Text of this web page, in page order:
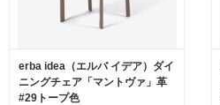
erba idea（エルバ イデア）ダイ
ニングチェア「マントヴァ」革
#29トープ色